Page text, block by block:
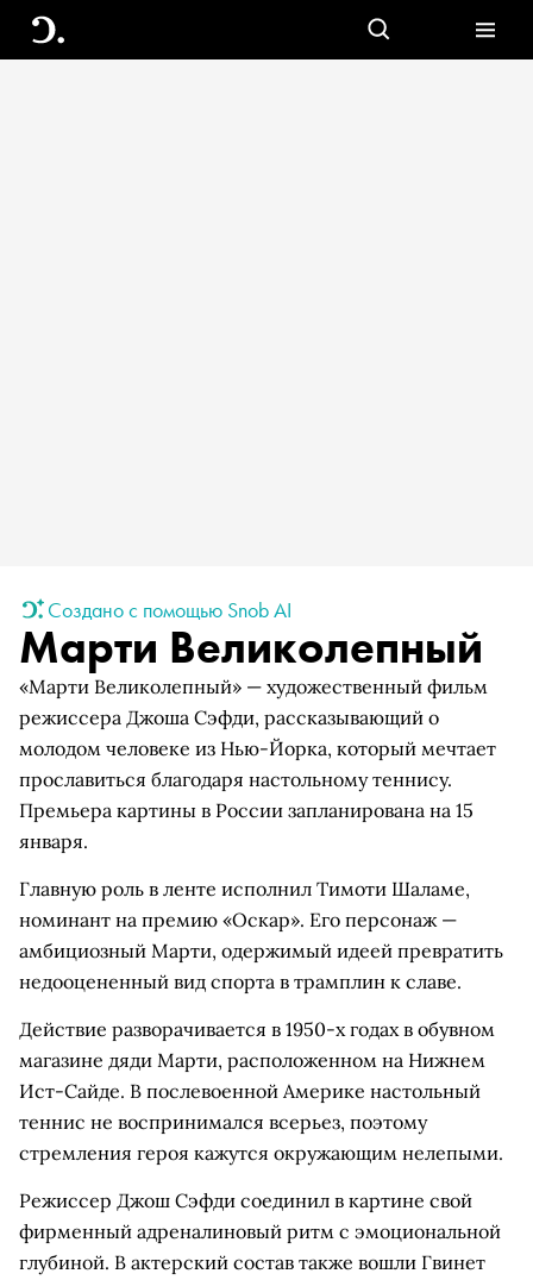
Создано с помощью Snob AI
Марти Великолепный
«Марти Великолепный» — художественный фильм
режиссера Джоша Сэфди, рассказывающий о
молодом человеке из Нью-Йорка, который мечтает
прославиться благодаря настольному теннису.
Премьера картины в России запланирована на 15
января.
Главную роль в ленте исполнил Тимоти Шаламе,
номинант на премию «Оскар». Его персонаж —
амбициозный Марти, одержимый идеей превратить
недооцененный вид спорта в трамплин к славе.
Действие разворачивается в 1950-х годах в обувном
магазине дяди Марти, расположенном на Нижнем
Ист-Сайде. В послевоенной Америке настольный
теннис не воспринимался всерьез, поэтому
стремления героя кажутся окружающим нелепыми.
Режиссер Джош Сэфди соединил в картине свой
фирменный адреналиновый ритм с эмоциональной
глубиной. В актерский состав также вошли Гвинет